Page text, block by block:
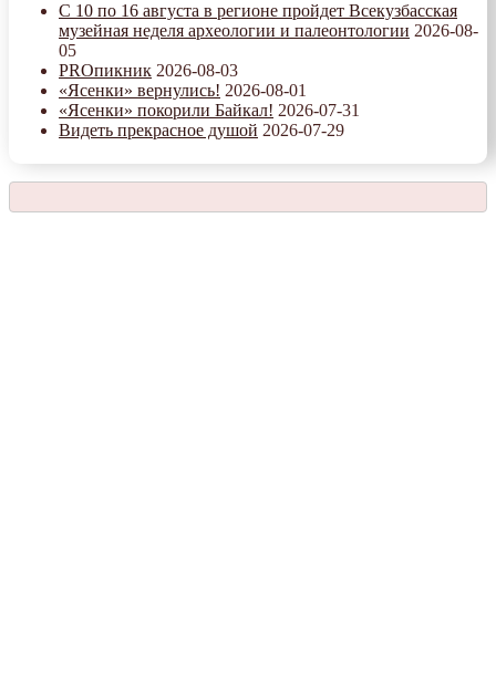
С 10 по 16 августа в регионе пройдет Всекузбасская
музейная неделя археологии и палеонтологии 2026-08-
05
PROпикник 2026-08-03
«Ясенки» вернулись! 2026-08-01
«Ясенки» покорили Байкал! 2026-07-31
Видеть прекрасное душой 2026-07-29